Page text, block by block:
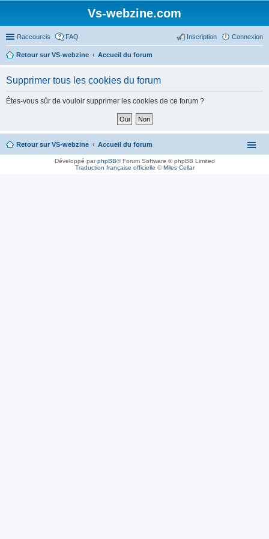
Vs-webzine.com
Raccourcis FAQ Connexion
Inscription
Retour sur VS-webzine Accueil du forum
Supprimer tous les cookies du forum
Êtes-vous sûr de vouloir supprimer les cookies de ce forum ?
Retour sur VS-webzine Accueil du forum
Développé parphpBB® Forum Software © phpBB Limited
Traduction française officielle ©Miles Cellar